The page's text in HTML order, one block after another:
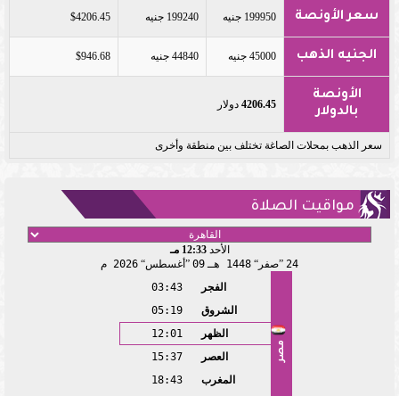
سعر الأونصة 199950 جنيه 199240 جنيه $4206.45
الجنيه الذهب 45000 جنيه 44840 جنيه $946.68
الأونصة
بالدولار
4206.45 دولار
سعر الذهب بمحلات الصاغة تختلف بين منطقة وأخرى
مواقيت الصلاة
الأحد12:33 مـ
24 صفر 1448 هـ 09 أغسطس 2026 م
مصر
الفجر
03:43
الشروق
05:19
الظهر
12:01
العصر
15:37
المغرب
18:43